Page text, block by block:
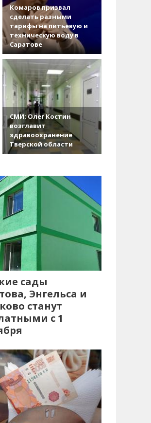
Комаров призвал
сделать разными
тарифы на питьевую и
техническую воду в
Саратове
СМИ: Олег Костин
возглавит
здравоохранение
Тверской области
сады
Энгельса и
станут
с 1